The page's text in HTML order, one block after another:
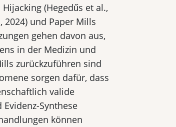
(Hegedűs et al.,
2024) und Paper Mills
gehen davon aus,
in der Medizin und
zurückzuführen sind
sorgen dafür, dass
valide
Synthese
können